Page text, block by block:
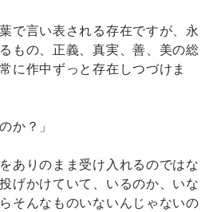
で言い表される存在ですが、永
もの、正義、真実、善、美の総
に作中ずっと存在しつづけま
か？」
ありのまま受け入れるのではな
げかけていて、いるのか、いな
そんなものいないんじゃないの